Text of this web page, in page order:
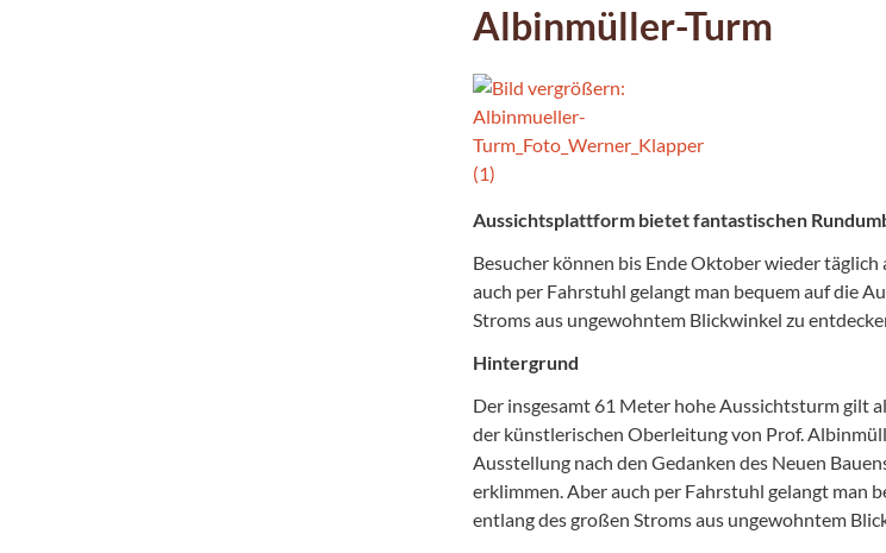
Albinmüller-Turm
Aussichtsplattform bietet fantastischen
Besucher können bis Ende Oktober wieder
auch per Fahrstuhl gelangt man bequem auf die
Stroms aus ungewohntem Blickwinkel zu
Hintergrund
Der insgesamt 61 Meter hohe Aussichtsturm gilt
der künstlerischen Oberleitung von Prof.
Ausstellung nach den Gedanken des Neuen
erklimmen. Aber auch per Fahrstuhl gelangt man
entlang des großen Stroms aus ungewohntem